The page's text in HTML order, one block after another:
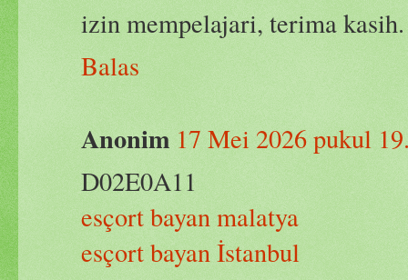
izin mempelajari, terima kasih.
Balas
Anonim 17 Mei 2026 pukul
D02E0A11
esçort bayan malatya
esçort bayan İstanbul